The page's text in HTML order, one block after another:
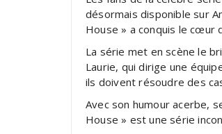
désormais disponible sur
House » a conquis le cœur
La série met en scène le
Laurie, qui dirige une
ils doivent résoudre des
Avec son humour acerbe,
House » est une série